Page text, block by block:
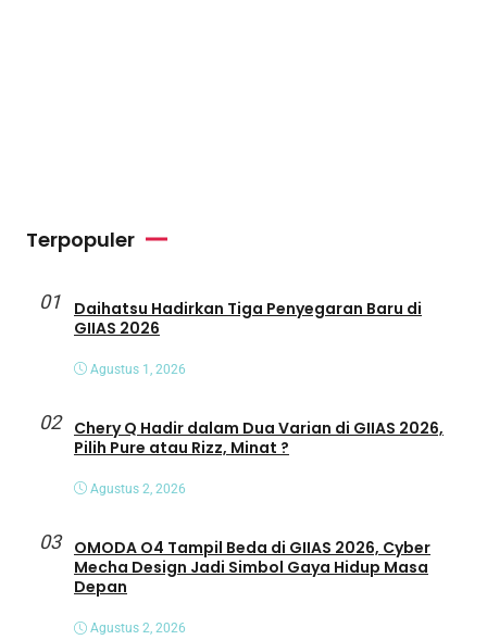
Terpopuler
01
Daihatsu Hadirkan Tiga Penyegaran Baru di
GIIAS 2026
Agustus 1, 2026
02
Chery Q Hadir dalam Dua Varian di GIIAS 2026,
Pilih Pure atau Rizz, Minat ?
Agustus 2, 2026
03
OMODA O4 Tampil Beda di GIIAS 2026, Cyber
Mecha Design Jadi Simbol Gaya Hidup Masa
Depan
Agustus 2, 2026